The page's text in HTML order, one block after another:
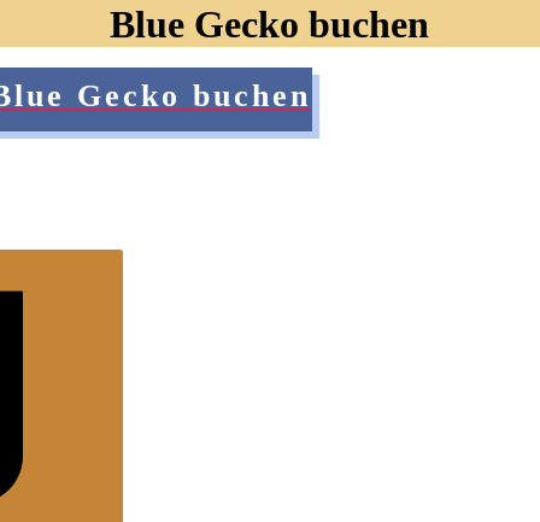
Blue Gecko buchen
Gecko buchen